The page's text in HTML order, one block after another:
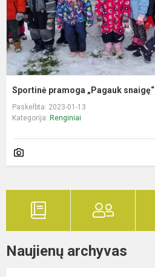
Sportinė pramoga „Pagauk snaigę“
Paskelbta: 2023-01-13
Kategorija: Renginiai
Naujienų archyvas